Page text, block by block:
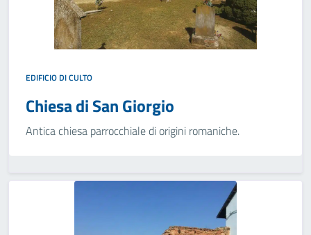
EDIFICIO DI CULTO
Chiesa di San Giorgio
Antica chiesa parrocchiale di origini romaniche.